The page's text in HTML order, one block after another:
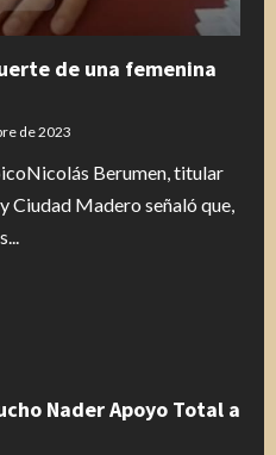
de una femenina
de 2023
Berumen, titular
Ciudad Madero señaló que,
Nader Apoyo Total a